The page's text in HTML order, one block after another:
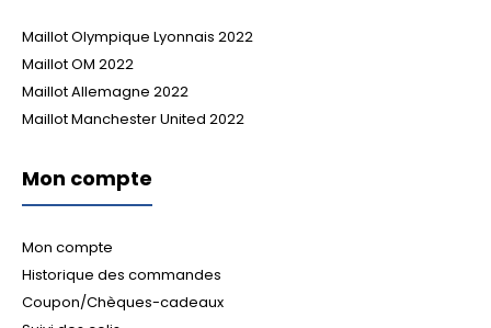
Maillot Olympique Lyonnais 2022
Maillot OM 2022
Maillot Allemagne 2022
Maillot Manchester United 2022
Mon compte
Mon compte
Historique des commandes
Coupon/Chèques-cadeaux